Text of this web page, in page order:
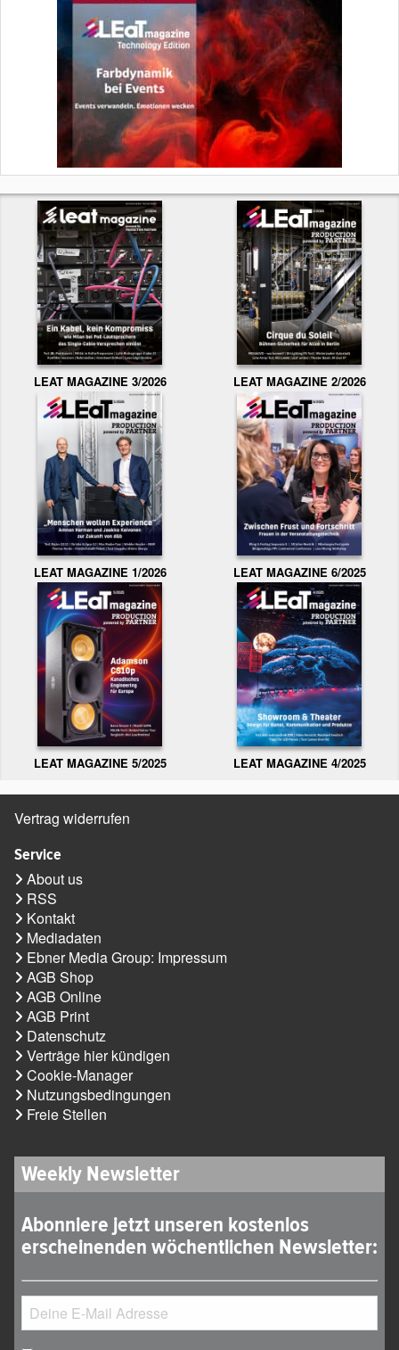
LEAT MAGAZINE 3/2026 LEAT MAGAZINE 2/2026
LEAT MAGAZINE 1/2026 LEAT MAGAZINE 6/2025
LEAT MAGAZINE 5/2025 LEAT MAGAZINE 4/2025
Vertrag widerrufen
Service
About us
RSS
Kontakt
Mediadaten
Ebner Media Group: Impressum
AGB Shop
AGB Online
AGB Print
Datenschutz
Verträge hier kündigen
Cookie-Manager
Nutzungsbedingungen
Freie Stellen
Weekly Newsletter
Abonniere jetzt unseren kostenlos
erscheinenden wöchentlichen Newsletter: